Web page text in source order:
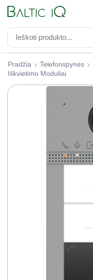
Pradžia Telefonspynės
Iškvietimo Moduliai